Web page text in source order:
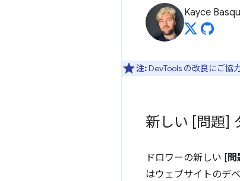
Kayce
注:DevTools の改良にご協
新しい [問題]
ドロワーの新しい [ 問
はウェブサイトのデ